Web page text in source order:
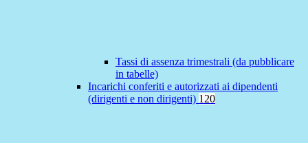
Tassi di assenza trimestrali (da pubblicare
in tabelle)
Incarichi conferiti e autorizzati ai dipendenti
(dirigenti e non dirigenti) 120